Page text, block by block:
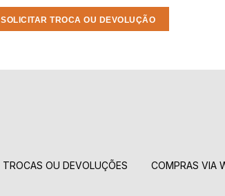
SOLICITAR TROCA OU DEVOLUÇÃO
TROCAS OU DEVOLUÇÕES COMPRAS VIA